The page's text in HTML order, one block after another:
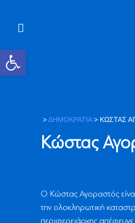
Ανοίξτε τη γραμμή
>ΔΗΜΟΚΡΑΤΙΑ> ΚΏΣΤΑΣ
Κώστας
Ο Κώστας Αγοραστός
την ολοκληρωτική